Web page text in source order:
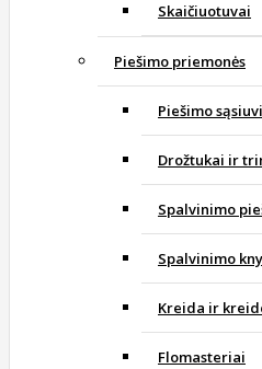
Skaičiuotuvai
Piešimo priemonės
Piešimo
Drožtukai ir
Spalvinimo
Spalvinimo
Kreida ir
Flomasteriai